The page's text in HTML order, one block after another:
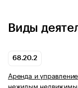
Виды
68.20.2
Аренда и
нежилым